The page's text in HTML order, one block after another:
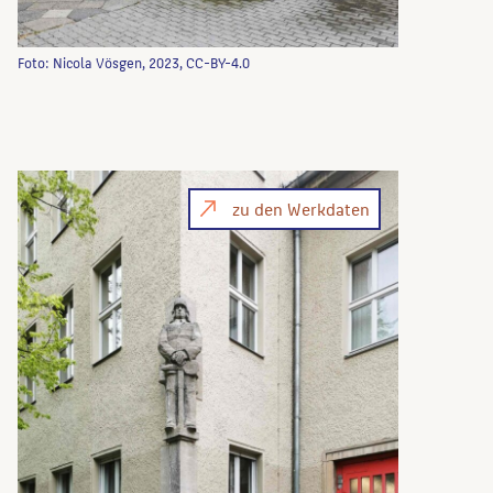
Foto: Nicola Vösgen, 2023, CC-BY-4.0
zu den Werkdaten